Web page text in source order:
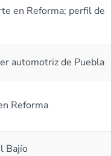
en Reforma; perfil de
automotriz de Puebla
Reforma
Bajío